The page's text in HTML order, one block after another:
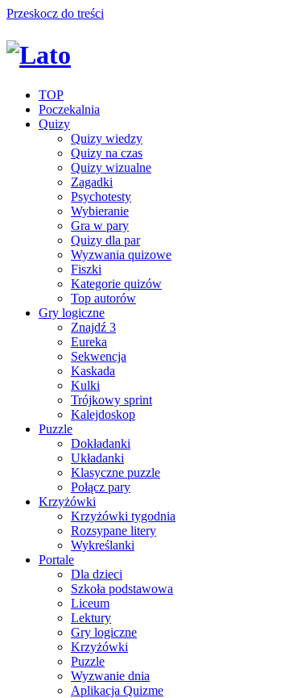
Przeskocz do treści
TOP
Poczekalnia
Quizy
Quizy wiedzy
Quizy na czas
Quizy wizualne
Zagadki
Psychotesty
Wybieranie
Gra w pary
Quizy dla par
Wyzwania quizowe
Fiszki
Kategorie quizów
Top autorów
Gry logiczne
Znajdź 3
Eureka
Sekwencja
Kaskada
Kulki
Trójkowy sprint
Kalejdoskop
Puzzle
Dokładanki
Układanki
Klasyczne puzzle
Połącz pary
Krzyżówki
Krzyżówki tygodnia
Rozsypane litery
Wykreślanki
Portale
Dla dzieci
Szkoła podstawowa
Liceum
Lektury
Gry logiczne
Krzyżówki
Puzzle
Wyzwanie dnia
Aplikacja Quizme